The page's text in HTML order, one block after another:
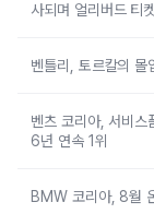
사되며 얼리버드 티
벤틀리, 토르칼의 몰
벤츠 코리아, 서비스
6년 연속 1위
BMW 코리아, 8월